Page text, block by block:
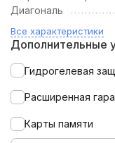
Диагональ
Все характеристики
Дополнительные
Гидрогелевая
Расширенная
Карты памяти